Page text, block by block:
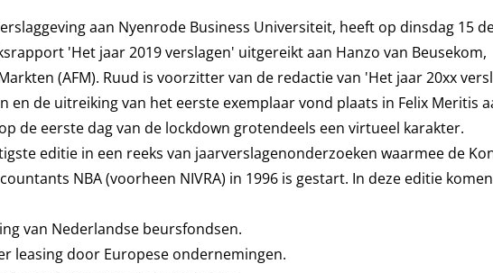
aan Nyenrode Business Universiteit, heeft op dinsdag 15
'Het jaar 2019 verslagen' uitgereikt aan Hanzo van Beusekom,
(AFM). Ruud is voorzitter van de redactie van 'Het jaar 20xx
de uitreiking van het eerste exemplaar vond plaats in Felix Meritis
de eerste dag van de lockdown grotendeels een virtueel karakter.
editie in een reeks van jaarverslagenonderzoeken waarmee de
NBA (voorheen NIVRA) in 1996 is gestart. In deze editie
van Nederlandse beursfondsen.
leasing door Europese ondernemingen.